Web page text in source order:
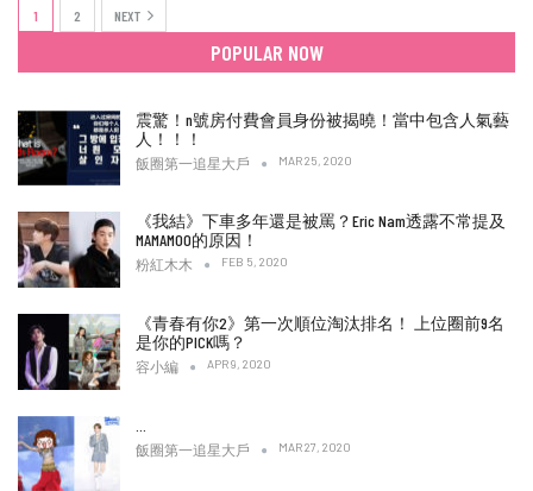
1 2 NEXT
POPULAR NOW
震驚！n號房付費會員身份被揭曉！當中包含人氣藝
人！！！
飯圈第一追星大戶 MAR 25, 2020
《我結》下車多年還是被罵？Eric Nam透露不常提及
MAMAMOO的原因！
粉紅木木 FEB 5, 2020
《青春有你2》第一次順位淘汰排名！ 上位圈前9名
是你的PICK嗎？
容小編 APR 9, 2020
飯圈第一追星大戶 MAR 27, 2020